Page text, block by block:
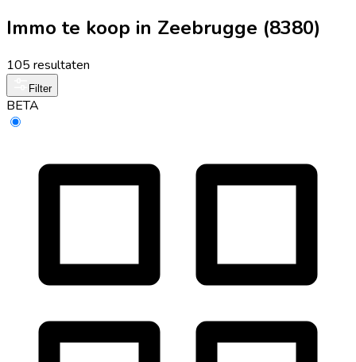
Immo te koop in Zeebrugge (8380)
105 resultaten
Filter
BETA